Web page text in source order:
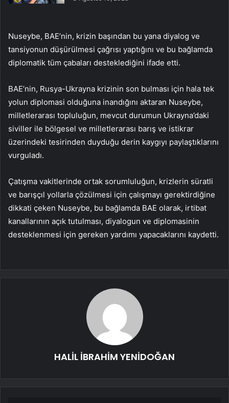
Nuseybe, BAE’nin, krizin başından bu yana diyalog ve
tansiyonun düşürülmesi çağrısı yaptığını ve bu bağlamda
diplomatik tüm çabaları desteklediğini ifade etti.
BAE’nin, Rusya-Ukrayna krizinin son bulması için hala tek
yolun diplomasi olduğuna inandığını aktaran Nuseybe,
milletlerarası topluluğun, mevcut durumun Ukrayna’daki
siviller ile bölgesel ve milletlerarası barış ve istikrar
üzerindeki tesirinden duyduğu derin kaygıyı paylaştıklarını
vurguladı.
Çatışma vakitlerinde ortak sorumluluğun, krizlerin süratli
ve barışçıl yollarla çözülmesi için çalışmayı gerektirdiğine
dikkati çeken Nuseybe, bu bağlamda BAE olarak, irtibat
kanallarının açık tutulması, diyalogun ve diplomasinin
desteklenmesi için gereken yardımı yapacaklarını kaydetti.
HALİL İBRAHİM YENİDOĞAN